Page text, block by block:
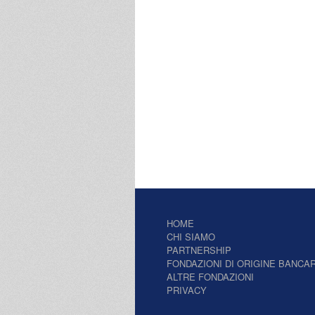
HOME
CHI SIAMO
PARTNERSHIP
FONDAZIONI DI ORIGINE
ALTRE FONDAZIONI
PRIVACY